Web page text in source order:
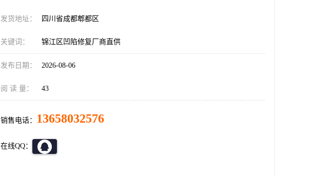
发货地址： 四川省成都郫都区
关键词： 锦江区凹陷修复厂商直供
发布日期： 2026-08-06
阅 读 量： 43
销售电话： 13658032576
在线QQ：